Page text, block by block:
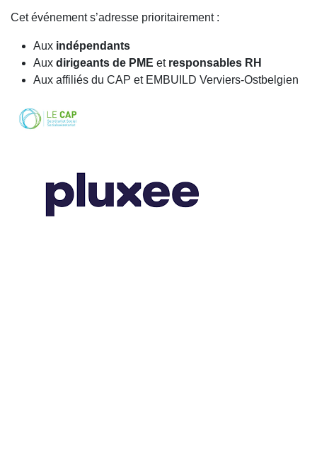
Cet événement s’adresse prioritairement :
Aux indépendants
Aux dirigeants de PME et responsables RH
Aux affiliés du CAP et EMBUILD Verviers-Ostbelgien